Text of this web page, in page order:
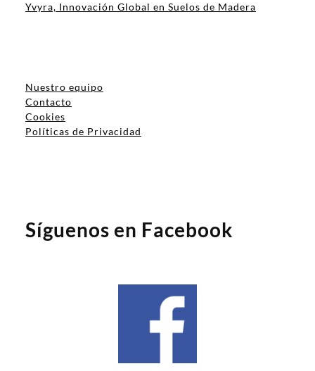
Yvyra, Innovación Global en Suelos de Madera
Nuestro equipo
Contacto
Cookies
Políticas de Privacidad
Síguenos en Facebook